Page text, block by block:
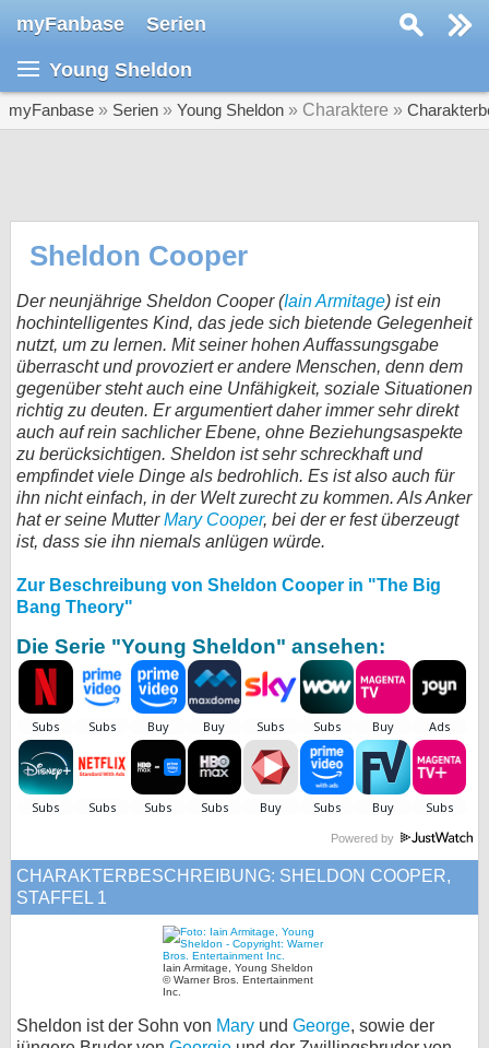
myFanbase Serien
Young Sheldon
myFanbase » Serien » Young Sheldon » Charaktere »
Sheldon Cooper
Der neunjährige Sheldon Cooper (Iain Armitage) ist ein
hochintelligentes Kind, das jede sich bietende Gelegenheit
nutzt, um zu lernen. Mit seiner hohen Auffassungsgabe
überrascht und provoziert er andere Menschen, denn dem
gegenüber steht auch eine Unfähigkeit, soziale Situationen
richtig zu deuten. Er argumentiert daher immer sehr direkt
auch auf rein sachlicher Ebene, ohne Beziehungsaspekte
zu berücksichtigen. Sheldon ist sehr schreckhaft und
empfindet viele Dinge als bedrohlich. Es ist also auch für
ihn nicht einfach, in der Welt zurecht zu kommen. Als Anker
hat er seine MutterMary Cooper, bei der er fest überzeugt
ist, dass sie ihn niemals anlügen würde.
Zur Beschreibung von Sheldon Cooper in "The Big
Bang Theory"
Die Serie "Young Sheldon" ansehen:
Powered by
CHARAKTERBESCHREIBUNG: SHELDON COOPER,
STAFFEL 1
Iain Armitage, Young Sheldon
© Warner Bros. Entertainment
Inc.
Sheldon ist der Sohn von Mary und George, sowie der
SERIEN
KULTUR
Specials
SERVICE
Gewinnspiele
Forum
bei X
Kontakt
Nutzungsbedingungen
Datenschutz
Cookie-Einstellungen
Desktop-Ansicht